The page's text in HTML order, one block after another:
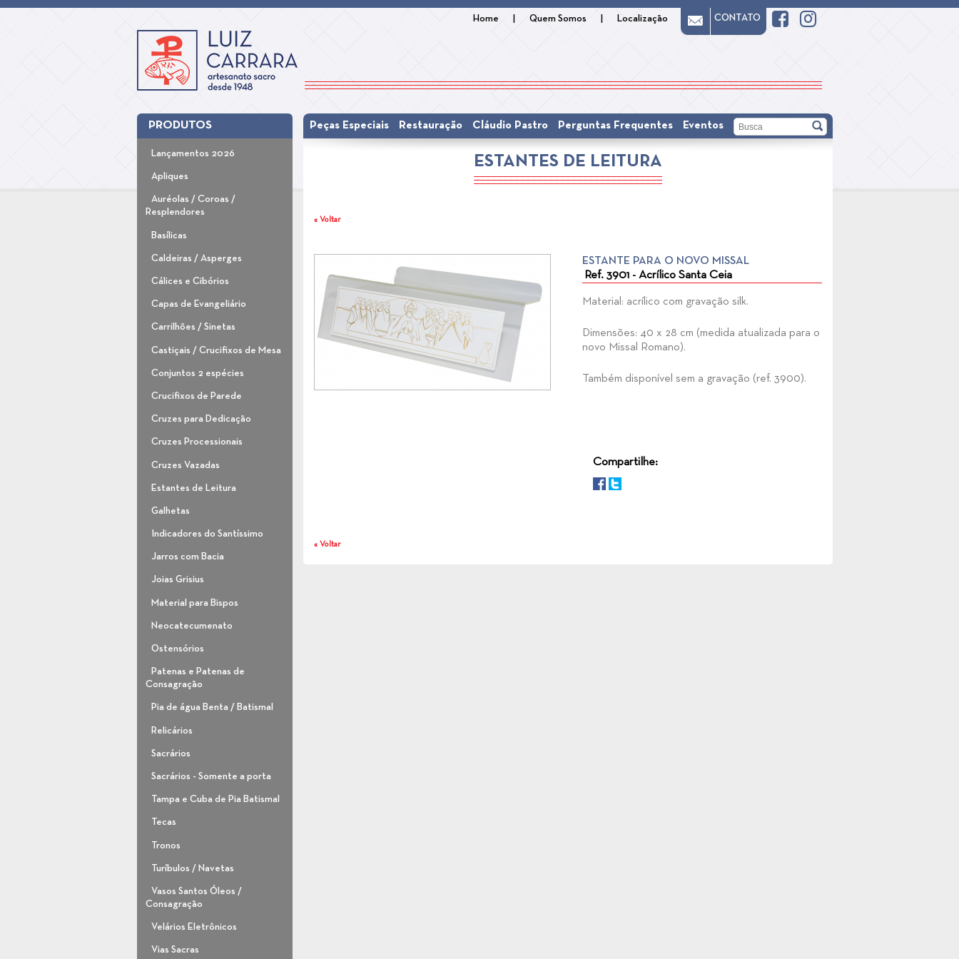
Home Quem Somos Localização CONTATO
PRODUTOS
Lançamentos 2026
Apliques
Auréolas / Coroas /
Resplendores
Basílicas
Caldeiras / Asperges
Cálices e Cibórios
Capas de Evangeliário
Carrilhões / Sinetas
Castiçais / Crucifixos de Mesa
Conjuntos 2 espécies
Crucifixos de Parede
Cruzes para Dedicação
Cruzes Processionais
Cruzes Vazadas
Estantes de Leitura
Galhetas
Indicadores do Santíssimo
Jarros com Bacia
Joias Grisius
Material para Bispos
Neocatecumenato
Ostensórios
Patenas e Patenas de
Consagração
Pia de água Benta / Batismal
Relicários
Sacrários
Sacrários - Somente a porta
Tampa e Cuba de Pia Batismal
Tecas
Tronos
Turíbulos / Navetas
Vasos Santos Óleos /
Consagração
Velários Eletrônicos
Vias Sacras
Peças Especiais Restauração Cláudio Pastro Perguntas Frequentes Eventos
ESTANTES DE LEITURA
« Voltar
ESTANTE PARA O NOVO MISSAL
Ref. 3901 - Acrílico Santa Ceia
Material: acrílico com gravação silk.
Dimensões: 40 x 28 cm (medida atualizada para o
novo Missal Romano).
Também disponível sem a gravação (ref. 3900).
Compartilhe:
« Voltar